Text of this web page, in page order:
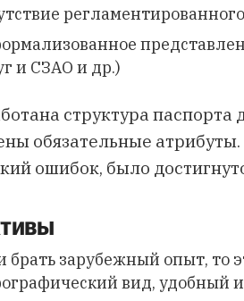
и СЗАО и др.)
структура
обязательные
ошибок, было
брать зарубежный опыт, то
вид, удобный